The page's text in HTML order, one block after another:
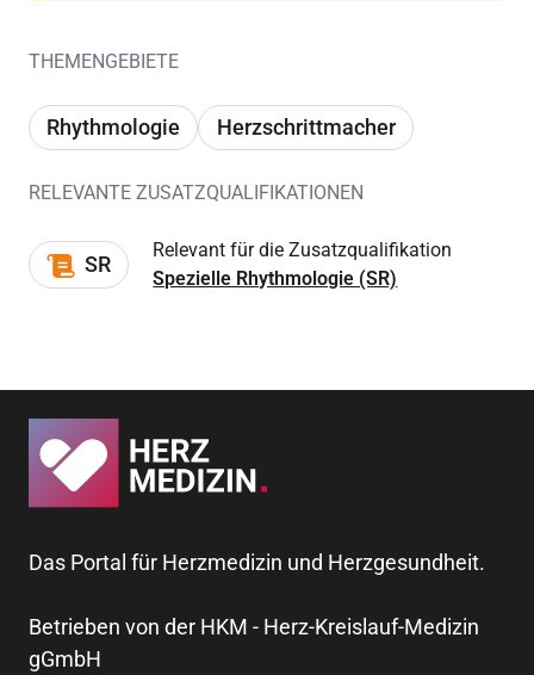
THEMENGEBIETE
Rhythmologie Herzschrittmacher
RELEVANTE ZUSATZQUALIFIKATIONEN
SR
Relevant für die Zusatzqualifikation
Spezielle Rhythmologie (SR)
Das Portal für Herzmedizin und Herzgesundheit.
Betrieben von der HKM - Herz-Kreislauf-Medizin
gGmbH